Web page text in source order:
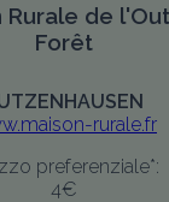
Rurale de
Forêt
rurale.fr
preferenziale*:
4€